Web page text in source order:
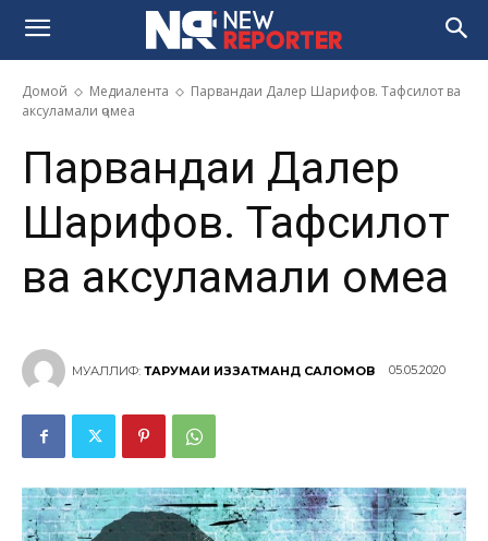
Домой Медиалента
Парвандаи Далер Шарифов. Тафсилот ва
аксуламали ҷомеа
Парвандаи Далер
Шарифов. Тафсилот
ва аксуламали ҷомеа
МУАЛЛИФ: ТАРҶУМАИ ИЗЗАТМАНД САЛОМОВ 05.05.2020